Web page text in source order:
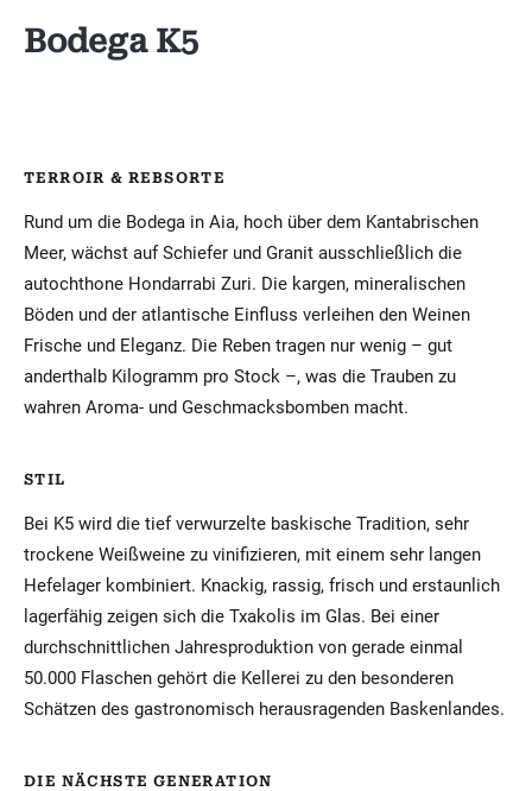
Bodega K5
TERROIR & REBSORTE
Rund um die Bodega in Aia, hoch über dem Kantabrischen
Meer, wächst auf Schiefer und Granit ausschließlich die
autochthone Hondarrabi Zuri. Die kargen, mineralischen
Böden und der atlantische Einfluss verleihen den Weinen
Frische und Eleganz. Die Reben tragen nur wenig – gut
anderthalb Kilogramm pro Stock –, was die Trauben zu
wahren Aroma- und Geschmacksbomben macht.
STIL
Bei K5 wird die tief verwurzelte baskische Tradition, sehr
trockene Weißweine zu vinifizieren, mit einem sehr langen
Hefelager kombiniert. Knackig, rassig, frisch und erstaunlich
lagerfähig zeigen sich die Txakolis im Glas. Bei einer
durchschnittlichen Jahresproduktion von gerade einmal
50.000 Flaschen gehört die Kellerei zu den besonderen
Schätzen des gastronomisch herausragenden Baskenlandes.
DIE NÄCHSTE GENERATION